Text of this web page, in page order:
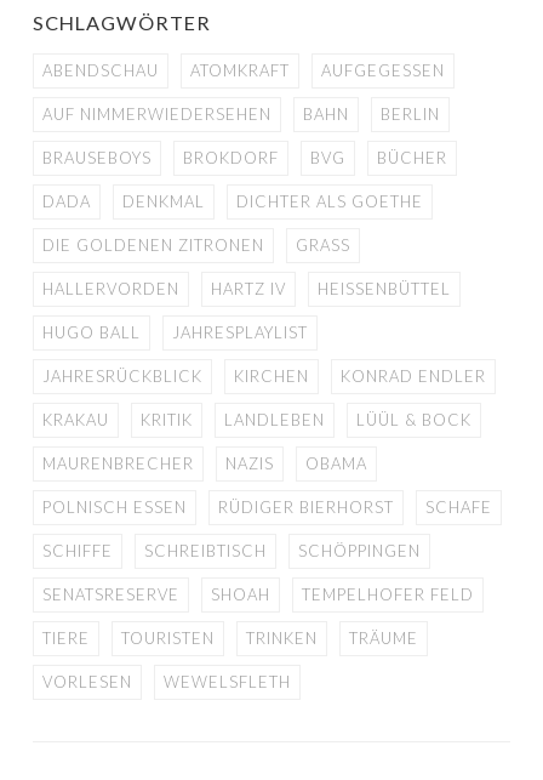
SCHLAGWÖRTER
ABENDSCHAU ATOMKRAFT AUFGEGESSEN
AUF NIMMERWIEDERSEHEN BAHN BERLIN
BRAUSEBOYS BROKDORF BVG BÜCHER
DADA DENKMAL DICHTER ALS GOETHE
DIE GOLDENEN ZITRONEN GRASS
HALLERVORDEN HARTZ IV HEISSENBÜTTEL
HUGO BALL JAHRESPLAYLIST
JAHRESRÜCKBLICK KIRCHEN KONRAD ENDLER
KRAKAU KRITIK LANDLEBEN LÜÜL & BOCK
MAURENBRECHER NAZIS OBAMA
POLNISCH ESSEN RÜDIGER BIERHORST SCHAFE
SCHIFFE SCHREIBTISCH SCHÖPPINGEN
SENATSRESERVE SHOAH TEMPELHOFER FELD
TIERE TOURISTEN TRINKEN TRÄUME
VORLESEN WEWELSFLETH